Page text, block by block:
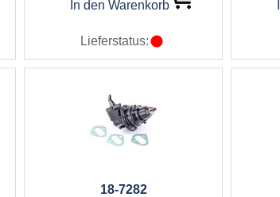
In den Warenkorb
Lieferstatus:
18-7282